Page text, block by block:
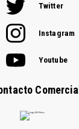
Twitter
Instagram
Youtube
Comercial